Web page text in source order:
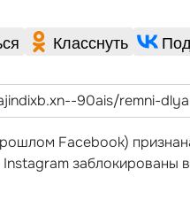
Класснуть
Facebook)
заблокированы